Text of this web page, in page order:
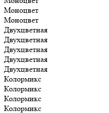
Моноцвет
Моноцвет
Двухцветная
Двухцветная
Двухцветная
Двухцветная
Двухцветная
Колормикс
Колормикс
Колормикс
Колормикс